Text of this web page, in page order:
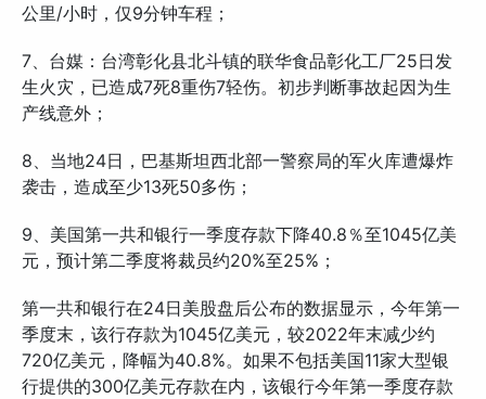
公里/小时，仅9分钟车程；
7、台媒：台湾彰化县北斗镇的联华食品彰化工厂25日发
生火灾，已造成7死8重伤7轻伤。初步判断事故起因为生
产线意外；
8、当地24日，巴基斯坦西北部一警察局的军火库遭爆炸
袭击，造成至少13死50多伤；
9、美国第一共和银行一季度存款下降40.8％至1045亿美
元，预计第二季度将裁员约20%至25%；
第一共和银行在24日美股盘后公布的数据显示，今年第一
季度末，该行存款为1045亿美元，较2022年末减少约
720亿美元，降幅为40.8%。如果不包括美国11家大型银
行提供的300亿美元存款在内，该银行今年第一季度存款